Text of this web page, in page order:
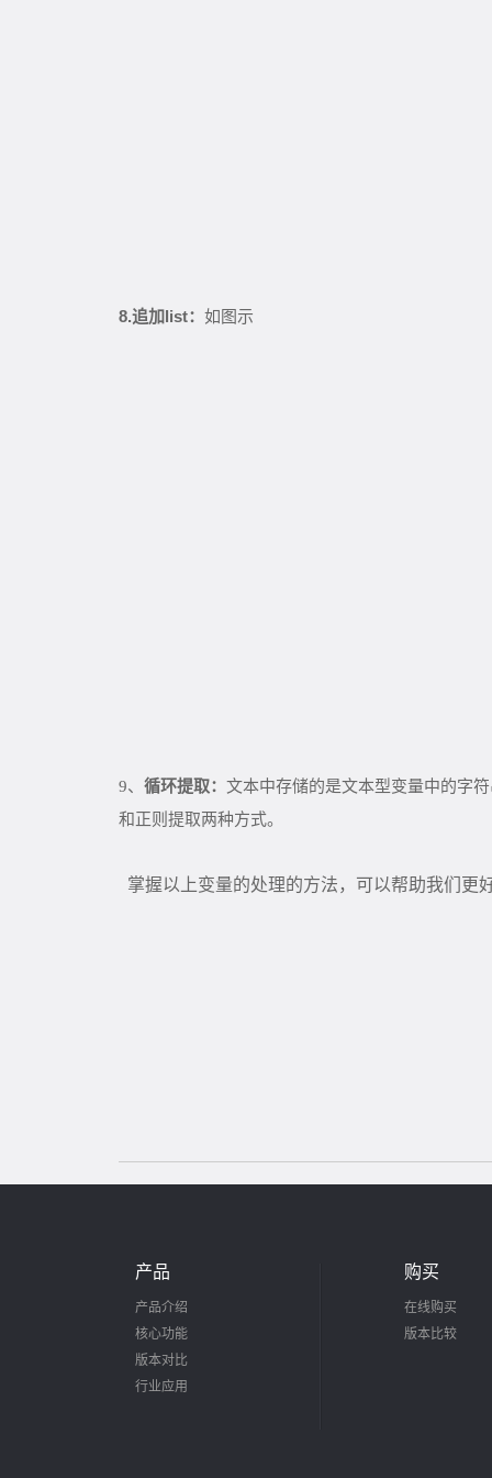
8.追加list： 如图示
9、 循环提取： 文本中存储的是文本型变量中的字
和正则提取两种方式。
掌握以上变量的处理的方法，可以帮助我们更
产品
产品介绍
核心功能
版本对比
行业应用
购买
在线购买
版本比较